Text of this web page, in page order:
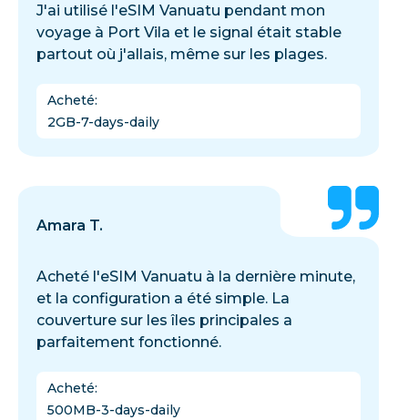
J'ai utilisé l'eSIM Vanuatu pendant mon
voyage à Port Vila et le signal était stable
partout où j'allais, même sur les plages.
Acheté:
2GB-7-days-daily
Amara T.
Acheté l'eSIM Vanuatu à la dernière minute,
et la configuration a été simple. La
couverture sur les îles principales a
parfaitement fonctionné.
Acheté:
500MB-3-days-daily